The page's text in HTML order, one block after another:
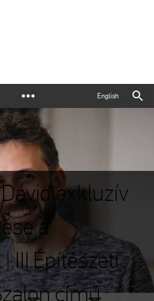
English
exkluzív
a
III.Építészeti
című